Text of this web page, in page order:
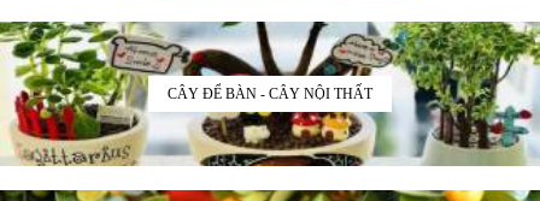
CÂY ĐỂ BÀN - CÂY NỘI THẤT